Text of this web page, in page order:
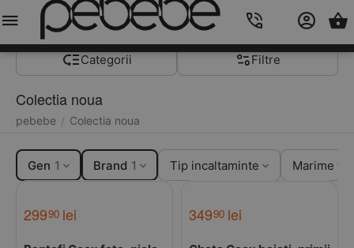
Categorii Filtre
Colectia noua
pebebe / Colectia noua
Gen 1 Brand 1 Tip incaltaminte Marime
29990 lei 34990 lei
Meniu Caută Cos